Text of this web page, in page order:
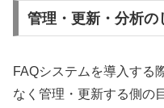
管理・更新・分析の
FAQシステムを導入する
なく管理・更新する側の